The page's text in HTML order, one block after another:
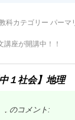
科カテゴリー パーマ
講座が開講中！！
中１社会】地理
のコメント: